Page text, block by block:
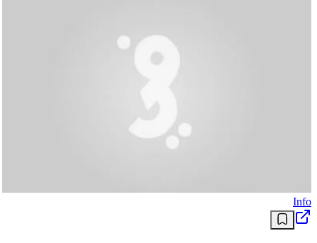
Info